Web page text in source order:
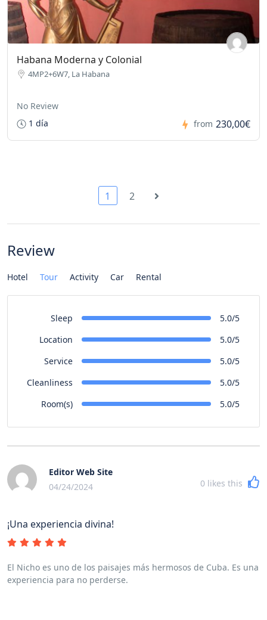
Habana Moderna y Colonial
4MP2+6W7, La Habana
No Review
1 día
from 230,00€
1 2
Review
Hotel Tour Activity Car Rental
Sleep
5.0/5
Location
5.0/5
Service
5.0/5
Cleanliness
5.0/5
Room(s)
5.0/5
Editor Web Site
04/24/2024
0 likes this
¡Una experiencia divina!
El Nicho es uno de los paisajes más hermosos de Cuba. Es una
experiencia para no perderse.